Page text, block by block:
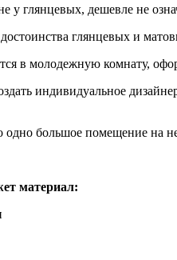
у глянцевых, дешевле не
глянцевых и
в молодежную комнату,
индивидуальное
одно большое помещение на
материал: